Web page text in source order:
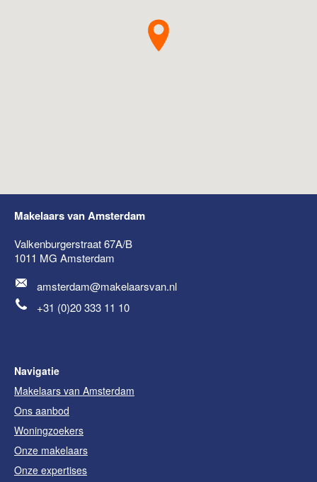
Makelaars van Amsterdam
Valkenburgerstraat 67A/B
1011 MG Amsterdam
amsterdam@makelaarsvan.nl
+31 (0)20 333 11 10
Navigatie
Makelaars van Amsterdam
Ons aanbod
Woningzoekers
Onze makelaars
Onze expertises